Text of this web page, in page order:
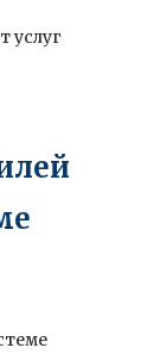
услуг